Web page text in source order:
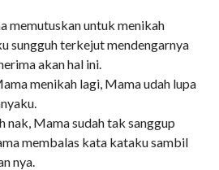
memutuskan untuk menikah
sungguh terkejut mendengarnya
akan hal ini.
menikah lagi, Mama udah lupa
nak, Mama sudah tak sanggup
membalas kata kataku sambil
nya.